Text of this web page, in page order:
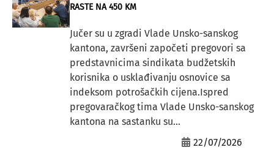
RASTE NA 450 KM
Jučer su u zgradi Vlade Unsko-sanskog
kantona, završeni započeti pregovori sa
predstavnicima sindikata budžetskih
korisnika o usklađivanju osnovice sa
indeksom potrošačkih cijena.Ispred
pregovaračkog tima Vlade Unsko-sanskog
kantona na sastanku su...
22/07/2026